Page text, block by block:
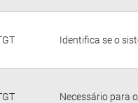
Identifica se o
Necessário para